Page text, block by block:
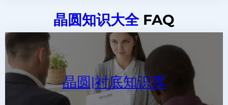
晶圆知识大全FAQ
晶圆|衬底知识库